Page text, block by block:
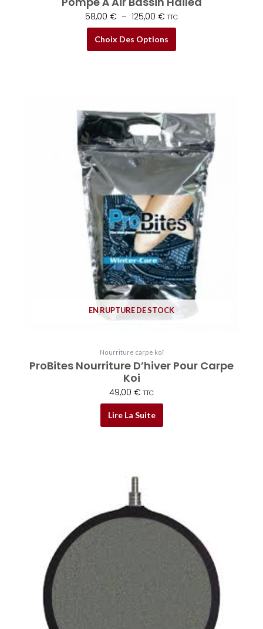
58,00 € – 125,00 € TTC
Choix Des Options
EN RUPTURE DE STOCK
Nourriture carpe koï
ProBites Nourriture D’hiver Pour Carpe
Koi
49,00 € TTC
Lire La Suite